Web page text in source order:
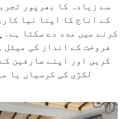
سے زیادہ کا بھرپور
کے اناج کا اپنا نیا
کرنے میں مدد دے سکتا ہے۔
فروخت کے انداز کی میٹل
کریں اور اپنے صارفین
لکڑی کی کرسیاں یا